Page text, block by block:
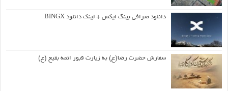
دانلود صرافی بینگ ایکس + لینک دانلود BINGX
سفارش حضرت رضا(ع) به زیارت قبور ائمه بقیع (ع)